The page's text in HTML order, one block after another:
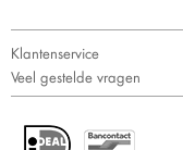
Klantenservice
Veel gestelde vragen